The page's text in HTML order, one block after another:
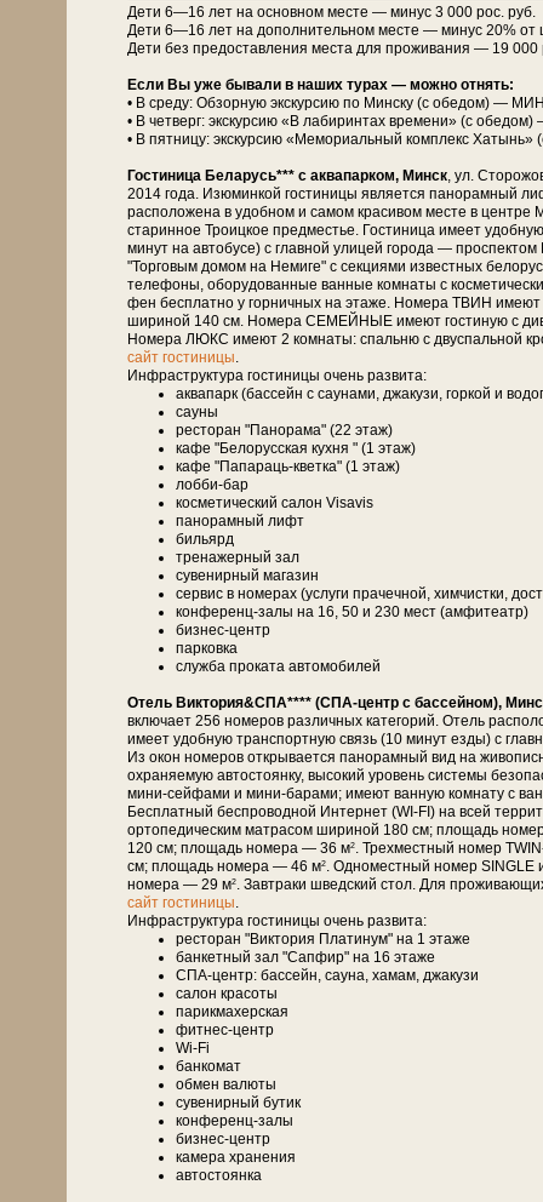
Дети 6—16 лет на основном месте — минус 3 000 рос. руб.
Дети 6—16 лет на дополнительном месте — минус 20%
Дети без предоставления места для проживания — 19 000
Если Вы уже бывали в наших турах — можно отнять:
• В среду: Обзорную экскурсию по Минску (с обедом) —
• В четверг: экскурсию «В лабиринтах времени» (с
• В пятницу: экскурсию «Мемориальный комплекс
Гостиница Беларусь*** с аквапарком, Минск, ул.
2014 года. Изюминкой гости­ни­цы является панорамный
расположена в удобном и самом красивом месте в центре
старинное Троицкое предместье. Гостиница имеет
минут на автобусе) с главной улицей города —
"Торговым домом на Немиге" с секциями известных
телефоны, оборудованные ванные комнаты с
фен бесплатно у горничных на этаже. Номера ТВИН
шириной 140 см. Номера СЕМЕЙНЫЕ имеют гостиную с
Номера ЛЮКС имеют 2 комнаты: спальню с двуспальной
сайт гостиницы.
Инфраструктура гостиницы очень развита:
аквапарк (бассейн с саунами, джакузи, горкой и
сауны
ресторан "Панорама" (22 этаж)
кафе "Белорусская кухня " (1 этаж)
кафе "Папараць-кветка" (1 этаж)
лобби-бар
косметический салон Visavis
панорамный лифт
бильярд
тренажерный зал
сувенирный магазин
сервис в номерах (услуги прачечной, химчистки,
конференц-залы на 16, 50 и 230 мест (амфитеатр)
бизнес-центр
парковка
служба проката автомобилей
Отель Виктория&СПА**** (СПА-центр с бассейном),
включает 256 номеров различных категорий. Отель
имеет удобную транспортную связь (10 минут езды) с
Из окон номеров открывается панорамный вид на
охраняемую автостоянку, высокий уровень системы
мини-сейфами и мини-барами; имеют ванную комнату с
Бесплатный беспроводной Интернет (WI-FI) на всей
ортопедическим матрасом шириной 180 см; площадь
120 см; площадь номера — 36 м2. Трехместный номер
см; площадь номера — 46 м2. Одноместный номер SINGLE
номера — 29 м2. Завтраки шведский стол. Для
сайт гостиницы.
Инфраструктура гостиницы очень развита:
ресторан "Виктория Платинум" на 1 этаже
банкетный зал "Сапфир" на 16 этаже
СПА-центр: бассейн, сауна, хамам, джакузи
салон красоты
парикмахерская
фитнес-центр
Wi-Fi
банкомат
обмен валюты
сувенирный бутик
конференц-залы
бизнес-центр
камера хранения
автостоянка